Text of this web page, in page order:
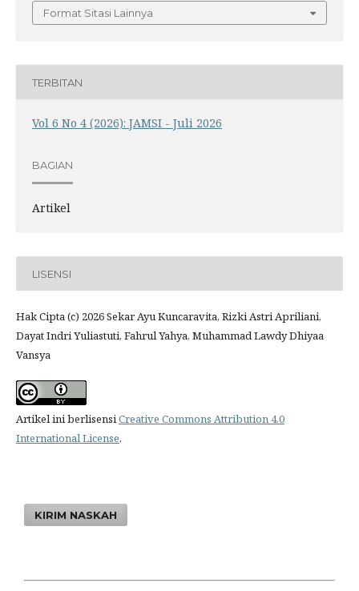
Format Sitasi Lainnya
TERBITAN
Vol 6 No 4 (2026): JAMSI - Juli 2026
BAGIAN
Artikel
LISENSI
Hak Cipta (c) 2026 Sekar Ayu Kuncaravita, Rizki Astri Apriliani,
Dayat Indri Yuliastuti, Fahrul Yahya, Muhammad Lawdy Dhiyaa
Vansya
Artikel ini berlisensiCreative Commons Attribution 4.0
International License.
KIRIM NASKAH